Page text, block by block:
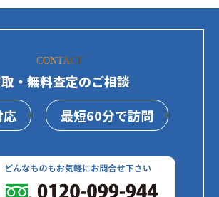
CONTACT
・無料査定のご相談
応
最短60分で訪問